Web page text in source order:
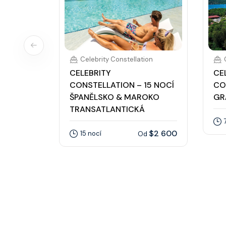
Celebrity Constellation
CELEBRITY
CONSTELLATION – 15 NOCÍ
ŠPANĚLSKO & MAROKO
TRANSATLANTICKÁ
15 nocí Od $2 600